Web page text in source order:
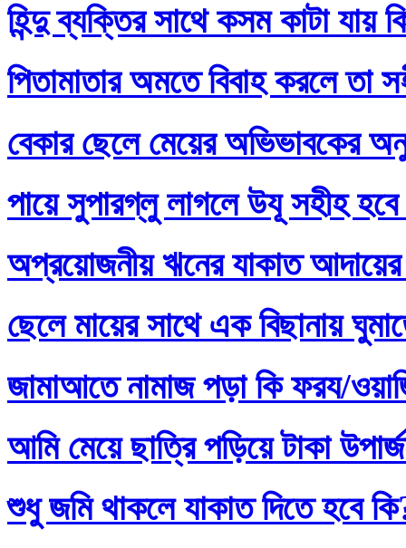
হিন্দু ব্যক্তির সাথে কসম কাটা যায়
পিতামাতার অমতে বিবাহ করলে তা
বেকার ছেলে মেয়ের অভিভাবকের
পায়ে সুপারগ্লু লাগলে উযূ সহীহ
অপ্রয়োজনীয় ঋনের যাকাত
ছেলে মায়ের সাথে এক বিছানায়
জামাআতে নামাজ পড়া কি ফরয/
আমি মেয়ে ছাত্রি পড়িয়ে টাকা
শুধু জমি থাকলে যাকাত দিতে হবে